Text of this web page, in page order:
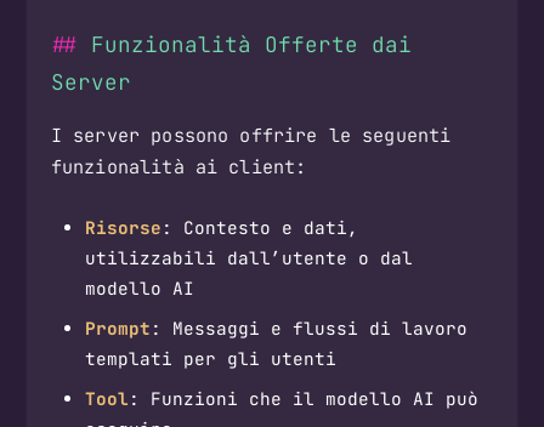
Funzionalità Offerte dai
Server
I server possono offrire le seguenti
funzionalità ai client:
Risorse : Contesto e dati,
utilizzabili dall’utente o dal
modello AI
Prompt : Messaggi e flussi di lavoro
templati per gli utenti
Tool : Funzioni che il modello AI può